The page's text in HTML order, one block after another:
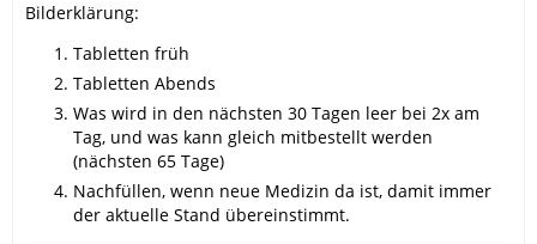
Bilderklärung:
Tabletten früh
Tabletten Abends
Was wird in den nächsten 30 Tagen leer bei 2x am
Tag, und was kann gleich mitbestellt werden
(nächsten 65 Tage)
Nachfüllen, wenn neue Medizin da ist, damit immer
der aktuelle Stand übereinstimmt.